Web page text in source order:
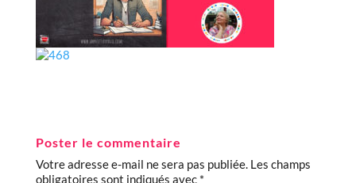
Poster le commentaire
Votre adresse e-mail ne sera pas publiée. Les champs
obligatoires sont indiqués avec *